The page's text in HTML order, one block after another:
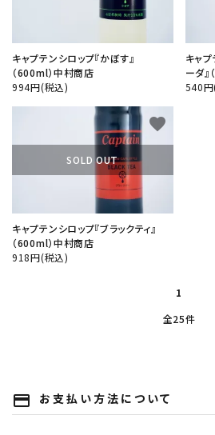
キャプテンシロップ『かぼす』
（600ml）中村商店
994円(税込)
キャ
ーダ
540
SOLD OUT
キャプテンシロップ『ブラックティ』
（600ml）中村商店
918円(税込)
favorite
1
全25件
payment お支払い方法について